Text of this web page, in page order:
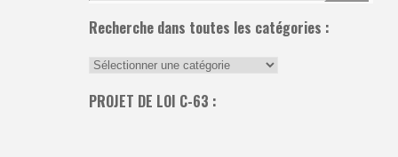
Recherche dans toutes les catégories :
Recherche
toutes
PROJET DE LOI C-63 :